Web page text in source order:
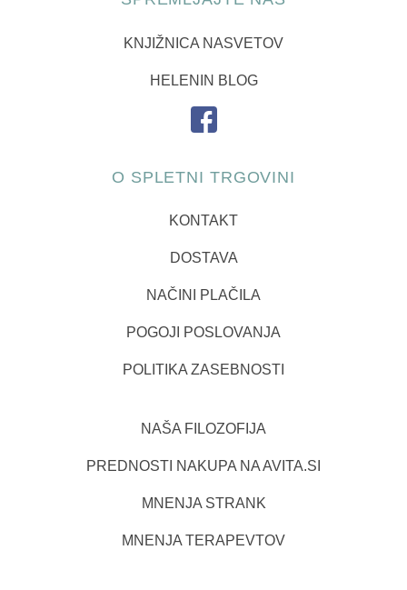
KNJIŽNICA NASVETOV
HELENIN BLOG
O SPLETNI TRGOVINI
KONTAKT
DOSTAVA
NAČINI PLAČILA
POGOJI POSLOVANJA
POLITIKA ZASEBNOSTI
NAŠA FILOZOFIJA
PREDNOSTI NAKUPA NA AVITA.SI
MNENJA STRANK
MNENJA TERAPEVTOV